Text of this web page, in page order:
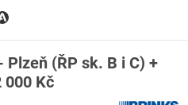
Plzeň (ŘP sk. B i C) +
000 Kč